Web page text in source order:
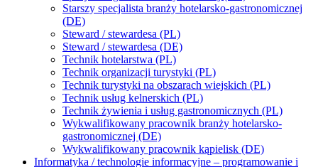
Starszy specjalista branży hotelarsko-gastronomicznej
(DE)
Steward / stewardesa (PL)
Steward / stewardesa (DE)
Technik hotelarstwa (PL)
Technik organizacji turystyki (PL)
Technik turystyki na obszarach wiejskich (PL)
Technik usług kelnerskich (PL)
Technik żywienia i usług gastronomicznych (PL)
Wykwalifikowany pracownik branży hotelarsko-
gastronomicznej (DE)
Wykwalifikowany pracownik kąpielisk (DE)
Informatyka / technologie informacyjne – programowanie i